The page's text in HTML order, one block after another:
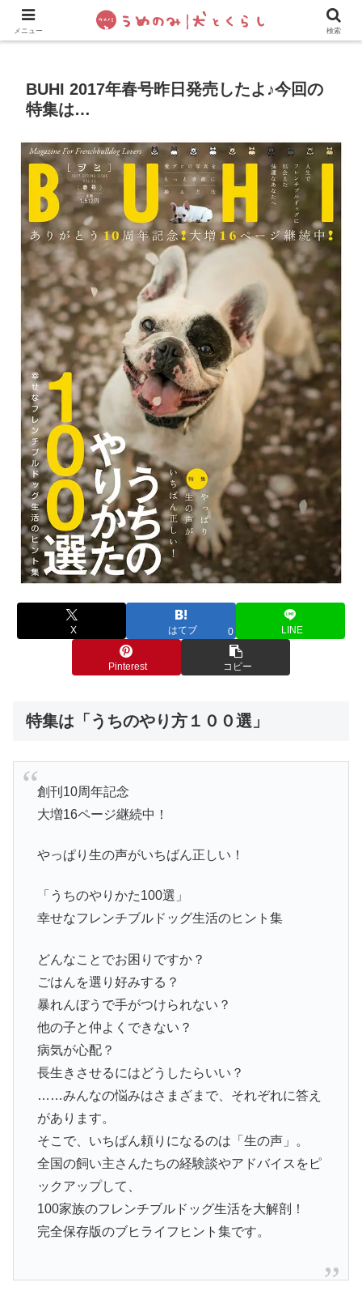
犬の手作りご飯 フレブル飼い方・しつけ ペットグッズ&
BUHI 2017年春号昨日発売したよ♪今回の
特集は…
X はてブ 0 LINE
Pinterest コピー
特集は「うちのやり方１００選」
創刊10周年記念
大増16ページ継続中！
やっぱり生の声がいちばん正しい！
「うちのやりかた100選」
幸せなフレンチブルドッグ生活のヒント集
どんなことでお困りですか？
ごはんを選り好みする？
暴れんぼうで手がつけられない？
他の子と仲よくできない？
病気が心配？
長生きさせるにはどうしたらいい？
……みんなの悩みはさまざまで、それぞれに答え
があります。
そこで、いちばん頼りになるのは「生の声」。
全国の飼い主さんたちの経験談やアドバイスをピ
ックアップして、
100家族のフレンチブルドッグ生活を大解剖！
完全保存版のブヒライフヒント集です。
メニュー 検索